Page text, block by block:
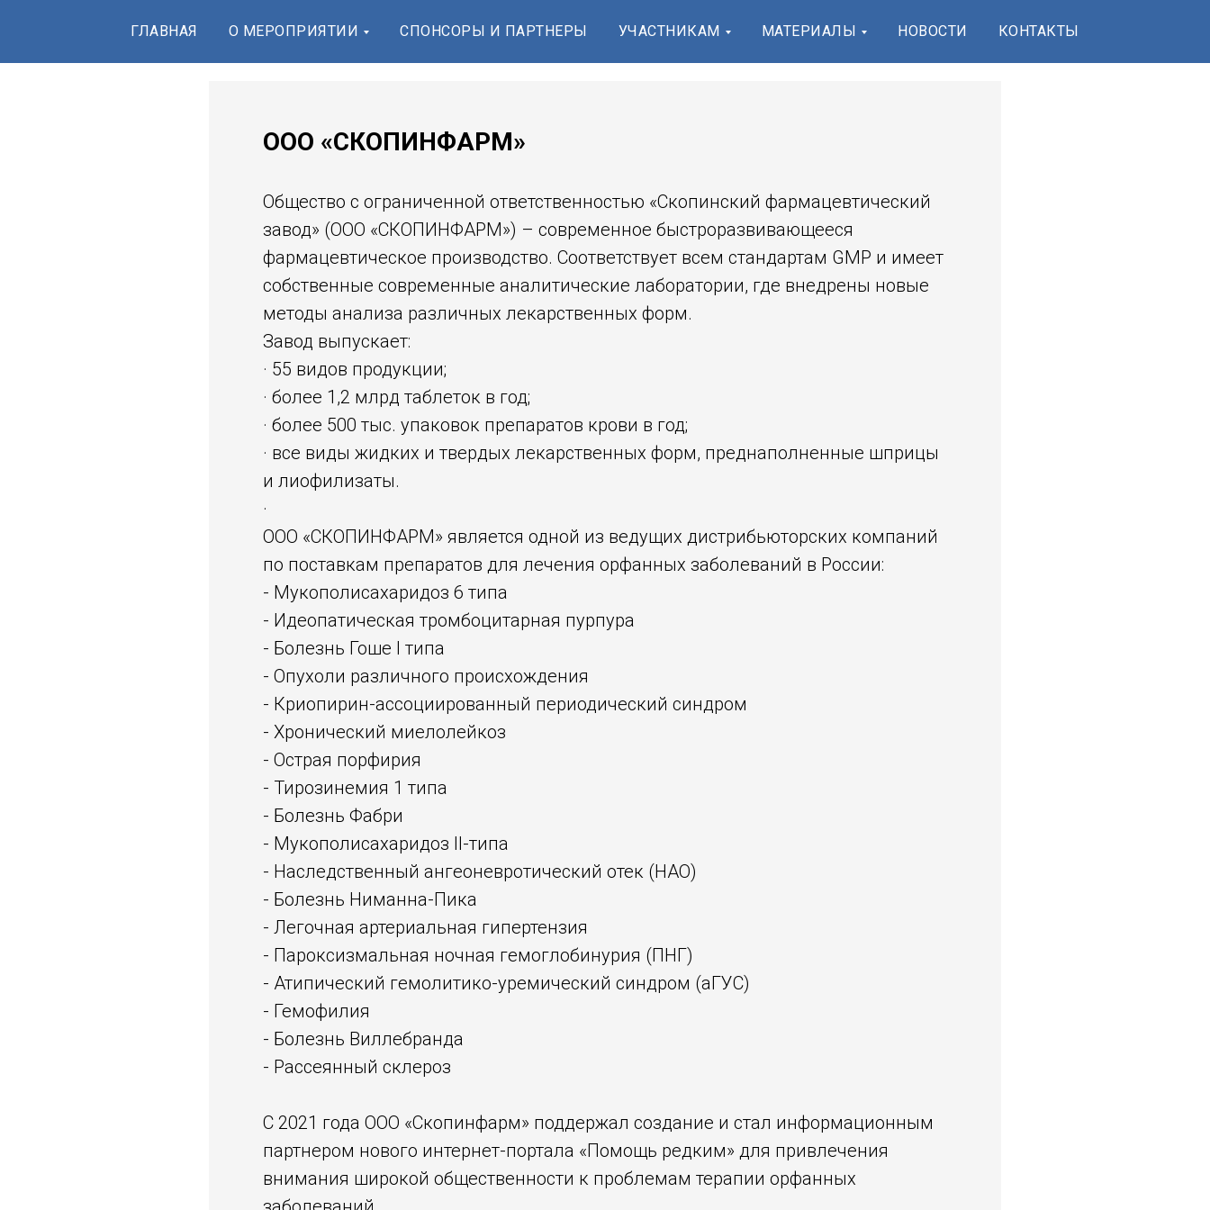
ГЛАВНАЯ О МЕРОПРИЯТИИ СПОНСОРЫ И ПАРТНЕРЫ УЧАСТНИКАМ МАТЕРИАЛЫ НОВОСТИ КОНТАКТЫ
ООО «СКОПИНФАРМ»
Общество с ограниченной ответственностью «Скопинский фармацевтический
завод» (ООО «СКОПИНФАРМ») – современное быстроразвивающееся
фармацевтическое производство. Соответствует всем стандартам GMP и имеет
собственные современные аналитические лаборатории, где внедрены новые
методы анализа различных лекарственных форм.
Завод выпускает:
· 55 видов продукции;
· более 1,2 млрд таблеток в год;
· более 500 тыс. упаковок препаратов крови в год;
· все виды жидких и твердых лекарственных форм, преднаполненные шприцы
и лиофилизаты.
·
ООО «СКОПИНФАРМ» является одной из ведущих дистрибьюторских компаний
по поставкам препаратов для лечения орфанных заболеваний в России:
- Мукополисахаридоз 6 типа
- Идеопатическая тромбоцитарная пурпура
- Болезнь Гоше I типа
- Опухоли различного происхождения
- Криопирин-ассоциированный периодический синдром
- Хронический миелолейкоз
- Острая порфирия
- Тирозинемия 1 типа
- Болезнь Фабри
- Мукополисахаридоз II-типа
- Наследственный ангеоневротический отек (НАО)
- Болезнь Ниманна-Пика
- Легочная артериальная гипертензия
- Пароксизмальная ночная гемоглобинурия (ПНГ)
- Атипический гемолитико-уремический синдром (аГУС)
- Гемофилия
- Болезнь Виллебранда
- Рассеянный склероз
С 2021 года ООО «Скопинфарм» поддержал создание и стал информационным
партнером нового интернет-портала «Помощь редким» для привлечения
внимания широкой общественности к проблемам терапии орфанных